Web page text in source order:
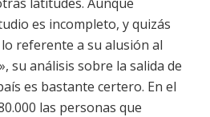
es incompleto, y quizás
referente a su alusión al
su análisis sobre la salida de
es bastante certero. En el
las personas que